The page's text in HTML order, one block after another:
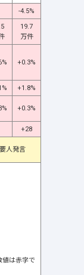
-4.5%
19.7
万件
+0.3%
+1.8%
+0.3%
+28
要人発言
は赤字で